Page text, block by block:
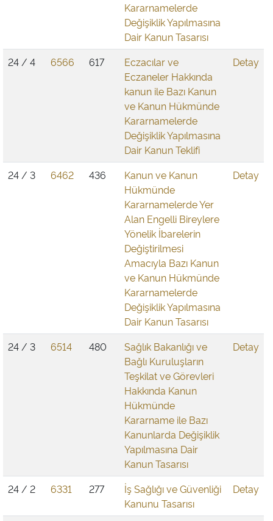
Kararnamelerde
Değişiklik Yapılmasına
Dair Kanun Tasarısı
24 / 4 6566 617
Eczacılar ve
Eczaneler Hakkında
kanun ile Bazı Kanun
ve Kanun Hükmünde
Kararnamelerde
Değişiklik Yapılmasına
Dair Kanun Teklifi
Detay
24 / 3 6462 436
Kanun ve Kanun
Hükmünde
Kararnamelerde Yer
Alan Engelli Bireylere
Yönelik İbarelerin
Değiştirilmesi
Amacıyla Bazı Kanun
ve Kanun Hükmünde
Kararnamelerde
Değişiklik Yapılmasına
Dair Kanun Tasarısı
Detay
24 / 3 6514 480
Sağlık Bakanlığı ve
Bağlı Kuruluşların
Teşkilat ve Görevleri
Hakkında Kanun
Hükmünde
Kararname ile Bazı
Kanunlarda Değişiklik
Yapılmasına Dair
Kanun Tasarısı
Detay
24 / 2 6331 277
İş Sağlığı ve Güvenliği
Kanunu Tasarısı
Detay